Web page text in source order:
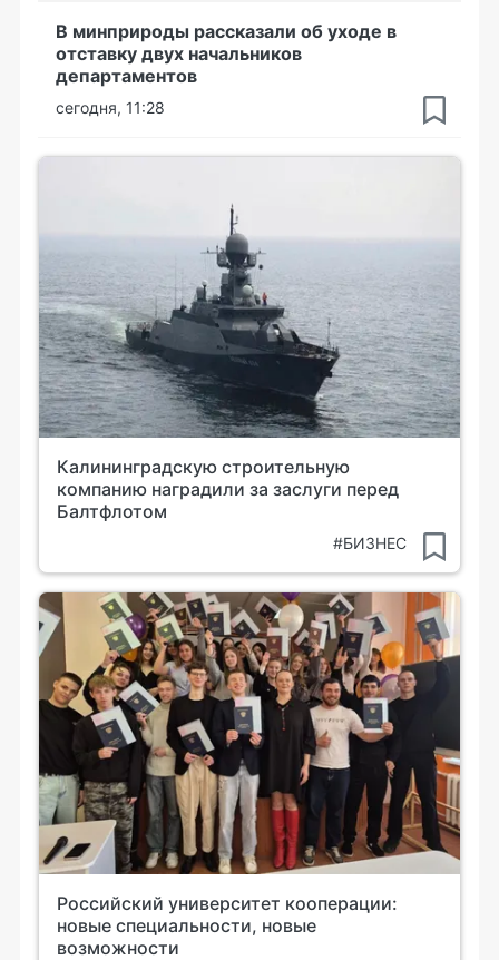
В минприроды рассказали об уходе в
отставку двух начальников
департаментов
сегодня, 11:28
Калининградскую строительную
компанию наградили за заслуги перед
Балтфлотом
#БИЗНЕС
Российский университет кооперации:
новые специальности, новые
возможности